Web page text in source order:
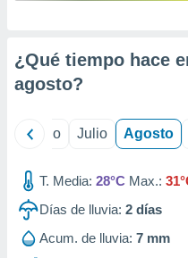
de
1199
¿Qué tiempo hace
agosto?
Junio Julio Agosto
T. Media: 28°C Max.:
Días de lluvia: 2 días
Acum. de lluvia: 7 mm